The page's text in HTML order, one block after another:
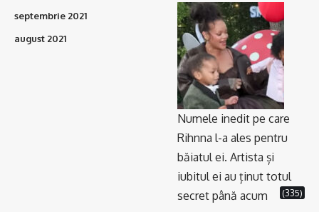
septembrie 2021
august 2021
Numele inedit pe care
Rihnna l-a ales pentru
băiatul ei. Artista și
iubitul ei au ținut totul
secret până acum
(335)